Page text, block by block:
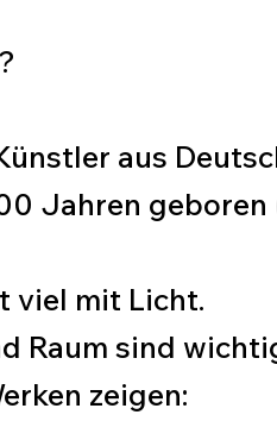
aus
Jahren
viel mit Licht.
Raum sind
zeigen: